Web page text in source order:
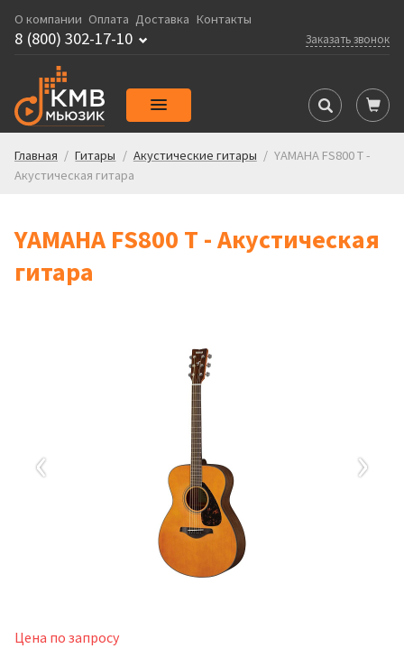
О компании Оплата Доставка Контакты
Заказать звонок
8 (800) 302-17-10
Главная / Гитары / Акустические гитары / YAMAHA FS800 T -
Акустическая гитара
YAMAHA FS800 T - Акустическая
гитара
‹ ›
Цена по запросу